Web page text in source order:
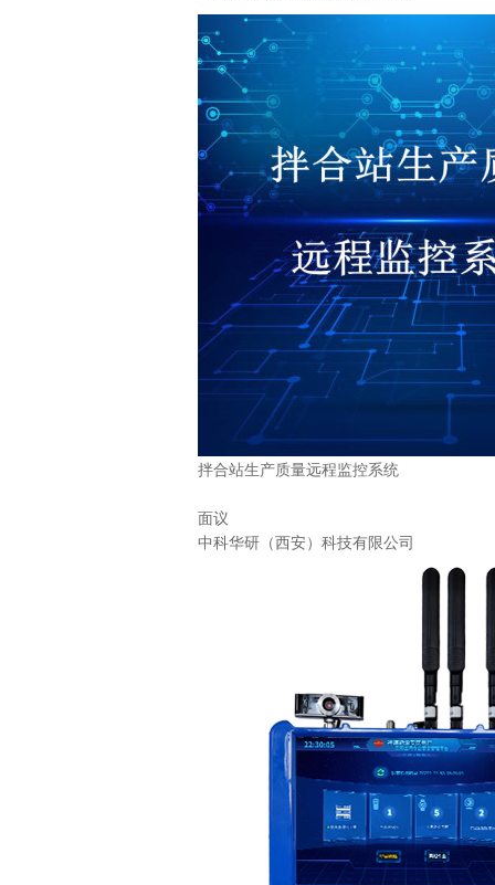
拌合站生产质量远程监控系统
面议
中科华研（西安）科技有限公司